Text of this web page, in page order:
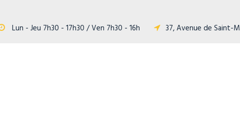
Lun - Jeu 7h30 - 17h30 / Ven 7h30 - 16h 37, Avenue de Saint-